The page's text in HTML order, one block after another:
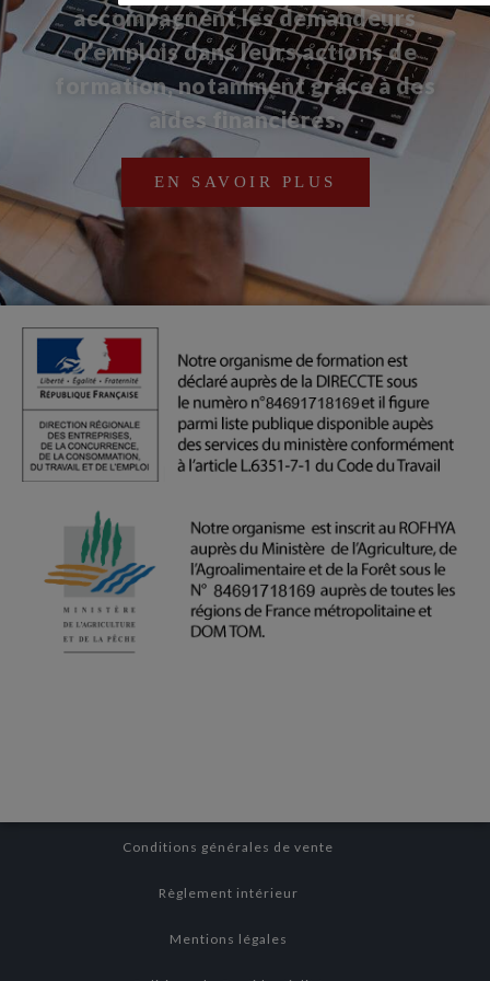
accompagnent les demandeurs
d’emplois dans leurs actions de
formation, notamment grâce à des
aides financières.
EN SAVOIR PLUS
Conditions générales de vente
Règlement intérieur
Mentions légales